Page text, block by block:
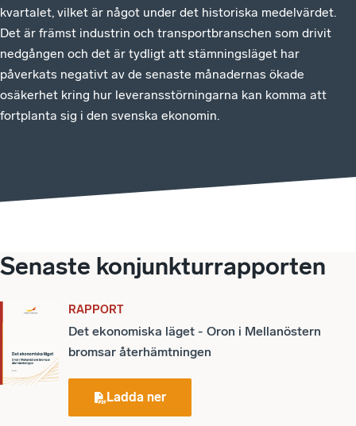
kvartalet, vilket är något under det historiska medelvärdet.
Det är främst industrin och transportbranschen som drivit
nedgången och det är tydligt att stämningsläget har
påverkats negativt av de senaste månadernas ökade
osäkerhet kring hur leveransstörningarna kan komma att
fortplanta sig i den svenska ekonomin.
Senaste konjunkturrapporten
RAPPORT
Det ekonomiska läget - Oron i Mellanöstern
bromsar återhämtningen
Ladda ner